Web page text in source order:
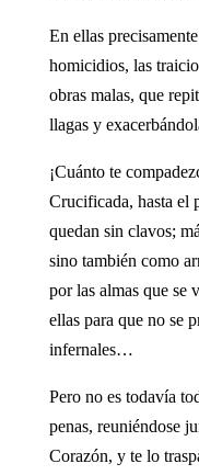
En ellas
homicidios, las
obras malas, que
llagas y
¡Cuánto te
Crucificada, hasta el
quedan sin clavos;
sino también como
por las almas que se
ellas para que no se
infernales…
Pero no es todavía
penas, reuniéndose
Corazón, y te lo